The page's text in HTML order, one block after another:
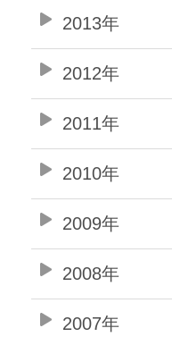
2013年
2012年
2011年
2010年
2009年
2008年
2007年